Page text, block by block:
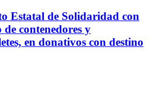
Estatal de Solidaridad con
contenedores y
en donativos con destino